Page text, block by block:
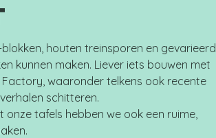
houten treinsporen en gevarieerd
kunnen maken. Liever iets bouwen met
waaronder telkens ook recente
schitteren.
tafels hebben we ook een ruime,